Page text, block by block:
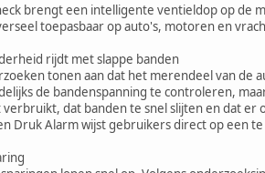
brengt een intelligente ventieldop op de
toepasbaar op auto's, motoren en
rijdt met slappe banden
tonen aan dat het merendeel van de
de bandenspanning te controleren,
dat banden te snel slijten en dat er
Druk Alarm wijst gebruikers direct op een